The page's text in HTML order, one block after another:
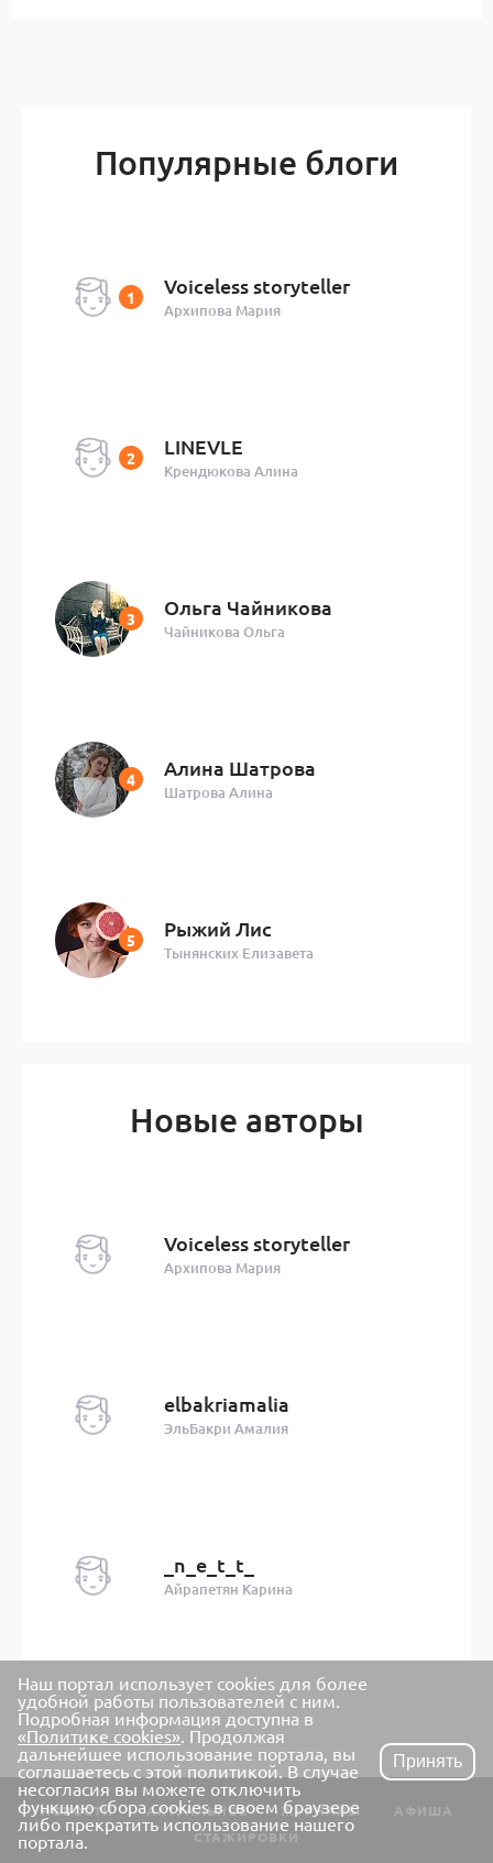
Популярные блоги
Voiceless storyteller
Архипова Мария
LINEVLE
Крендюкова Алина
Ольга Чайникова
Чайникова Ольга
Алина Шатрова
Шатрова Алина
Рыжий Лис
Тынянских Елизавета
Новые авторы
Voiceless storyteller
Архипова Мария
elbakriamalia
ЭльБакри Амалия
_n_e_t_t_
Айрапетян Карина
НОВОСТИ АКТУАЛЬНОЕ ЖУРНАЛЫ
АФИША
СТАЖИРОВКИ
Наш портал использует cookies для более
удобной работы пользователей с ним.
Подробная информация доступна в
«Политике cookies». Продолжая
дальнейшее использование портала, вы
соглашаетесь с этой политикой. В случае
несогласия вы можете отключить
функцию сбора cookies в своем браузере
либо прекратить использование нашего
портала.
Принять